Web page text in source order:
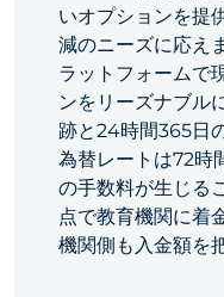
いオプションを提
減のニーズに応え
ラットフォームで
ンをリーズナブル
跡と24時間365日
為替レートは72時
の手数料が生じる
点で教育機関に着
機関側も入金額を